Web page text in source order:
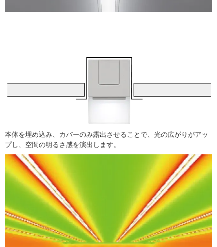
本体を埋め込み、カバーのみ露出させることで、光の広がりがアッ
プし、空間の明るさ感を演出します。